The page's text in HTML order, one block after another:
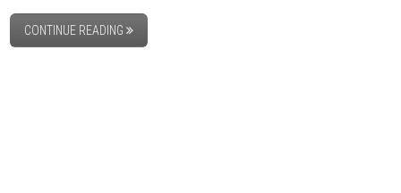
CONTINUE READING